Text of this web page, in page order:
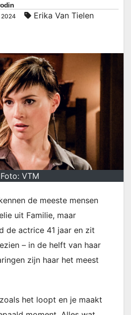
2024 Erika Van Tielen
Foto: VTM
de meeste mensen
uit Familie, maar
de actrice 41 jaar en zit
– in de helft van haar
zijn haar het meest
het loopt en je maakt